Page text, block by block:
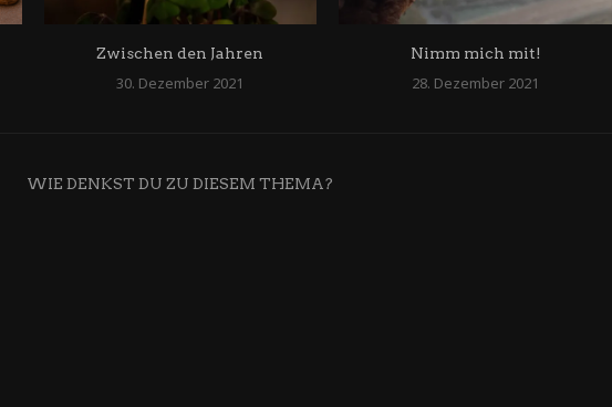
Zwischen den Jahren
30. Dezember 2021
Nimm mich mit!
28. Dezember 2021
WIE DENKST DU ZU DIESEM THEMA?